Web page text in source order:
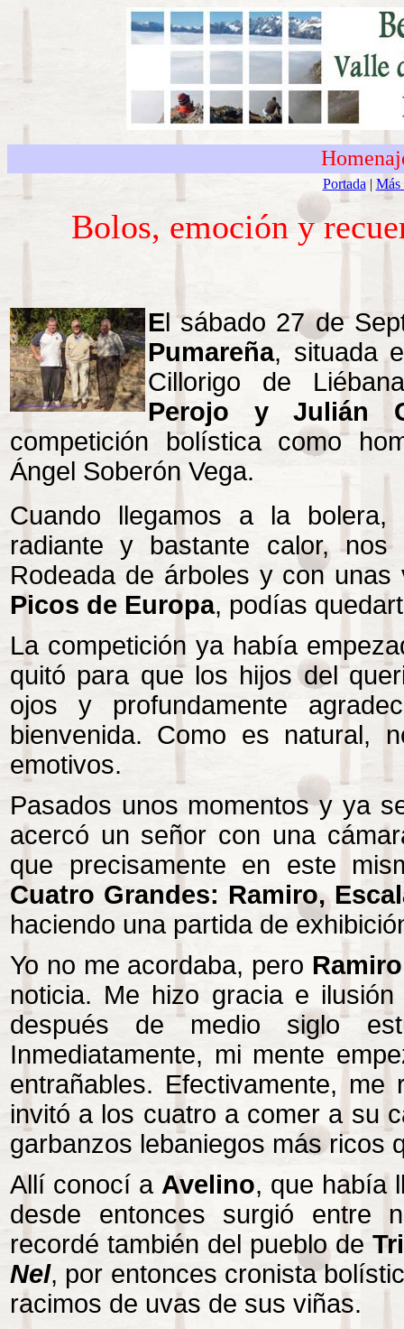
Portada| Más
Bolos, emoción y
El sábado 27 de
Pumareña, situada
Cillorigo de
Perojo y Julián
competición bolística como
Ángel Soberón Vega.
Cuando llegamos a la bolera,
radiante y bastante calor, nos
Rodeada de árboles y con
Picos de Europa, podías
La competición ya había
quitó para que los hijos del
ojos y profundamente
bienvenida. Como es natural,
emotivos.
Pasados unos momentos y ya
acercó un señor con una
que precisamente en este
Cuatro Grandes: Ramiro,
haciendo una partida de
Yo no me acordaba, pero Ramiro
noticia. Me hizo gracia e
después de medio siglo
Inmediatamente, mi mente
entrañables. Efectivamente,
invitó a los cuatro a comer a su
garbanzos lebaniegos más ricos
Allí conocí a Avelino, que había
desde entonces surgió entre
recordé también del pueblo de
Nel, por entonces cronista
racimos de uvas de sus viñas.